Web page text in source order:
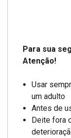
Para sua
Atenção!
Usar
um adulto
Antes de
Deite fora